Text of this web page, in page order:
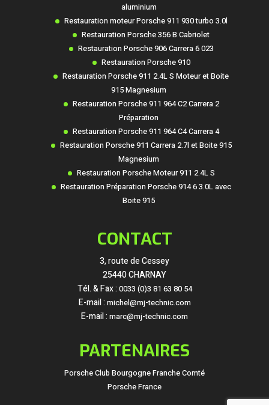
aluminium
Restauration moteur Porsche 911 930 turbo 3.0l
Restauration Porsche 356 B Cabriolet
Restauration Porsche 906 Carrera 6 023
Restauration Porsche 910
Restauration Porsche 911 2.4L S Moteur et Boite
915 Magnesium
Restauration Porsche 911 964 C2 Carrera 2
Préparation
Restauration Porsche 911 964 C4 Carrera 4
Restauration Porsche 911 Carrera 2.7l et Boite 915
Magnesium
Restauration Porsche Moteur 911 2.4L S
Restauration Préparation Porsche 914 6 3.0L avec
Boite 915
CONTACT
3, route de Cessey
25440 CHARNAY
Tél. & Fax : 0033 (0)3 81 63 80 54
E-mail : michel@mj-technic.com
E-mail : marc@mj-technic.com
PARTENAIRES
Porsche Club Bourgogne Franche Comté
Porsche France